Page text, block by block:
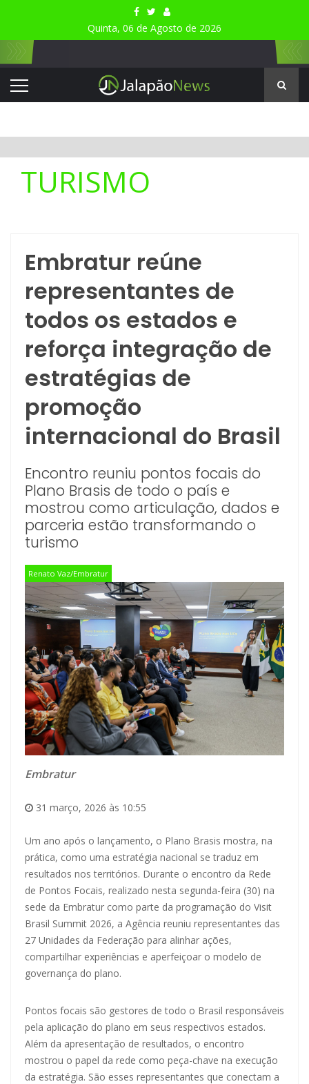
Quinta, 06 de Agosto de 2026
TURISMO
Embratur reúne
representantes de
todos os estados e
reforça integração de
estratégias de
promoção
internacional do Brasil
Encontro reuniu pontos focais do
Plano Brasis de todo o país e
mostrou como articulação, dados e
parceria estão transformando o
turismo
Renato Vaz/Embratur
Embratur
31 março, 2026 às 10:55
Um ano após o lançamento, o Plano Brasis mostra, na
prática, como uma estratégia nacional se traduz em
resultados nos territórios. Durante o encontro da Rede
de Pontos Focais, realizado nesta segunda-feira (30) na
sede da Embratur como parte da programação do Visit
Brasil Summit 2026, a Agência reuniu representantes das
27 Unidades da Federação para alinhar ações,
compartilhar experiências e aperfeiçoar o modelo de
governança do plano.
Pontos focais são gestores de todo o Brasil responsáveis
pela aplicação do plano em seus respectivos estados.
Além da apresentação de resultados, o encontro
mostrou o papel da rede como peça-chave na execução
da estratégia. São esses representantes que conectam a